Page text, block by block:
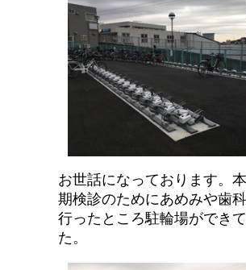
お世話になっております。
期検診のためにあめみや歯
行ったところ駐輪場ができ
た。